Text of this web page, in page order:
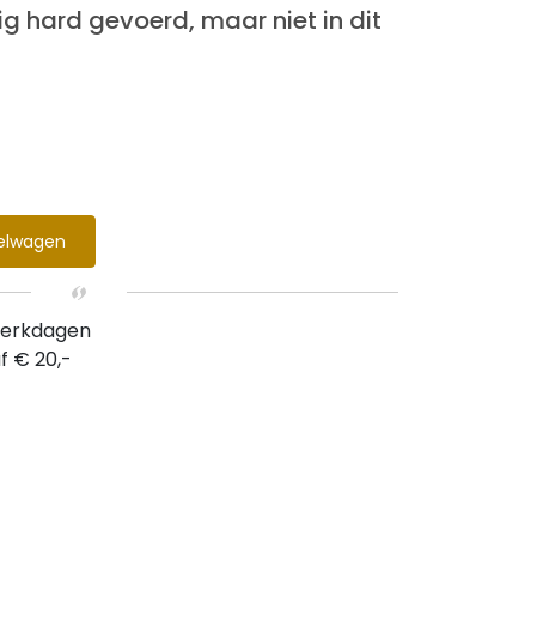
hard gevoerd, maar niet in dit
€ 20,-